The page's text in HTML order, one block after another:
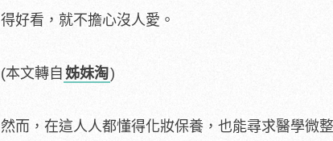
得好看，就不擔心沒人愛。
(本文轉自 姊妹淘)
然而，在這人人都懂得化妝保養，也能尋求醫學微